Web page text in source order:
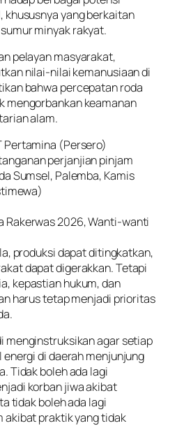
khususnya yang berkaitan
minyak rakyat.
pelayan masyarakat,
nilai-nilai kemanusiaan di
bahwa percepatan roda
mengorbankan keamanan
alam.
Pertamina (Persero)
perjanjian pinjam
Sumsel, Palemba, Kamis
Rakerwas 2026, Wanti-wanti
produksi dapat ditingkatkan,
dapat digerakkan. Tetapi
kepastian hukum, dan
harus tetap menjadi prioritas
menginstruksikan agar setiap
di daerah menjunjung
Tidak boleh ada lagi
korban jiwa akibat
tidak boleh ada lagi
akibat praktik yang tidak